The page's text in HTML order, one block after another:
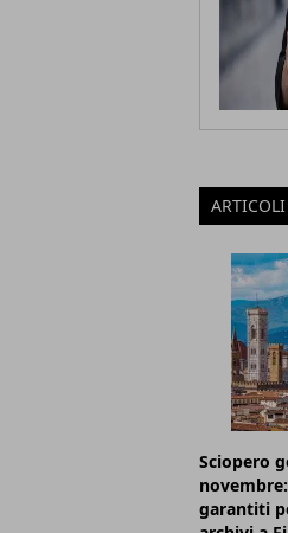
Sciopero
garantiti